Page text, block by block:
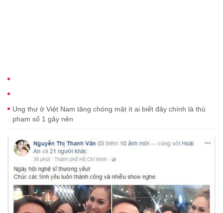
Ung thư ở Việt Nam tăng chóng mặt ít ai biết đây chính là thủ
phạm số 1 gây nên